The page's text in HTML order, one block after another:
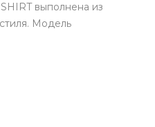
выполнена из
Модель